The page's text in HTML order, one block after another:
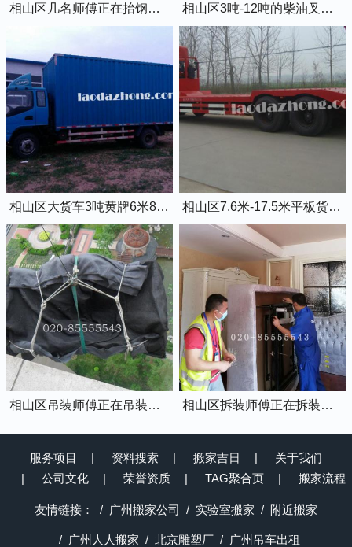
相山区几名师傅正在抬钢琴上楼 相山区3吨-12吨的柴油叉车出租
相山区大货车3吨黄牌6米8的厢式货车 相山区7.6米-17.5米平板货车出租
相山区吊装师傅正在吊装物品上楼 相山区拆装师傅正在拆装家具
服务项目 资料搜索 搬家吉日
关于我们
公司文化
荣誉资质 TAG聚合页 搬家流程
友情链接： 广州搬家公司 实验室搬家 附近搬家
广州人人搬家 北京雕塑厂 广州吊车出租